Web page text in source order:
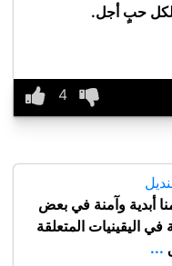
حبٍ أجل.
أبدية وآمنة في بعض
اليقينيات المتعلقة
...